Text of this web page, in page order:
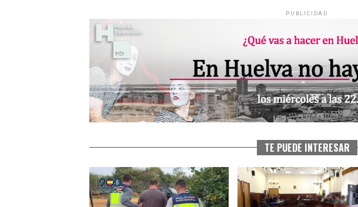
PUBLICIDAD
TE PUEDE INTERESAR